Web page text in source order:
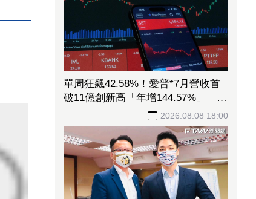
單周狂飆42.58%！愛普*7月營收首
破11億創新高「年增144.57%」 重
2026.08.08 18:00